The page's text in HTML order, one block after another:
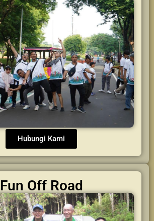
Hubungi Kami
Fun Off Road